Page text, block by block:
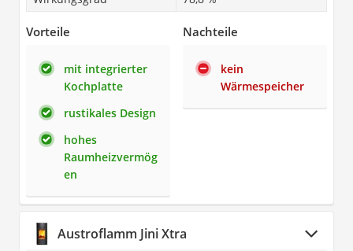
Vorteile
mit integrierter
Kochplatte
rustikales Design
hohes
Raumheizvermög
en
Nachteile
kein
Wärmespeicher
Austroflamm Jini Xtra